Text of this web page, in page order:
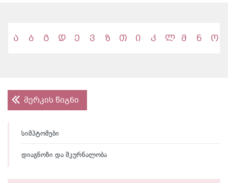
ა ბ გ დ ე ვ ზ თ ი კ ლ მ ნ ო
მერკის წიგნი
სიმპტომები
დიაგნოზი და მკურნალობა